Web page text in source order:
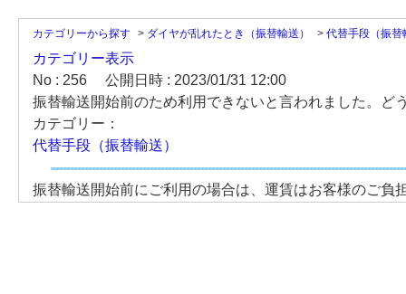
カテゴリーから探す > ダイヤが乱れたとき（振替輸送） > 代替手段（振替
カテゴリー表示
No : 256
公開日時 : 2023/01/31 12:00
振替輸送開始前のため利用できないと言われました。ど
カテゴリー：
代替手段（振替輸送）
振替輸送開始前にご利用の場合は、運賃はお客様のご負